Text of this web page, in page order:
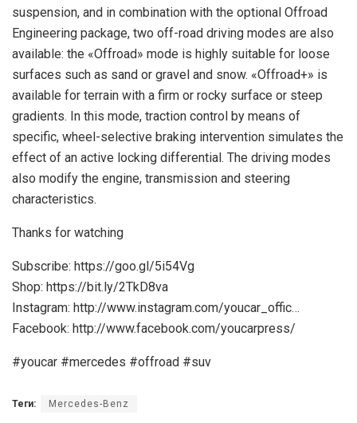
suspension, and in combination with the optional Offroad
Engineering package, two off-road driving modes are also
available: the «Offroad» mode is highly suitable for loose
surfaces such as sand or gravel and snow. «Offroad+» is
available for terrain with a firm or rocky surface or steep
gradients. In this mode, traction control by means of
specific, wheel-selective braking intervention simulates the
effect of an active locking differential. The driving modes
also modify the engine, transmission and steering
characteristics.
Thanks for watching
Subscribe: https://goo.gl/5i54Vg
Shop: https://bit.ly/2TkD8va
Instagram: http://www.instagram.com/youcar_offic…
Facebook: http://www.facebook.com/youcarpress/
#youcar #mercedes #offroad #suv
Теги: Mercedes-Benz